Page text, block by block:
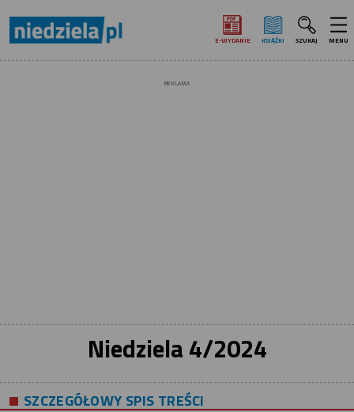
E‑WYDANIE KSIĄŻKI SZUKAJ MENU
REKLAMA
Niedziela 4/2024
SZCZEGÓŁOWY SPIS TREŚCI